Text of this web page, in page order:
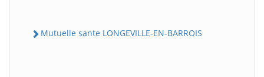
Mutuelle sante LONGEVILLE-EN-BARROIS